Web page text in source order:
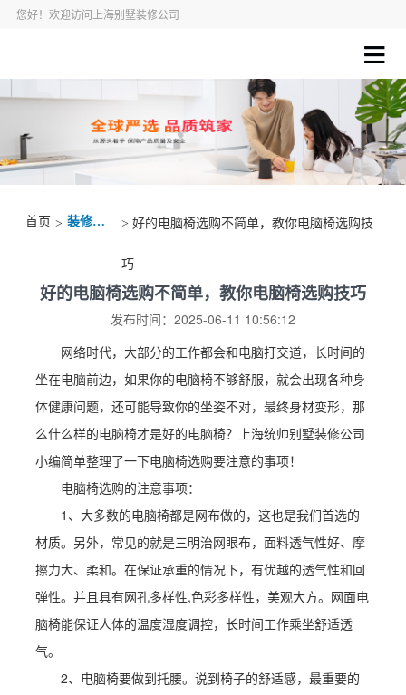
您好！欢迎访问上海别墅装修公司
首页 > 装修资讯 > 好的电脑椅选购不简单，教你电脑椅选购技
巧
好的电脑椅选购不简单，教你电脑椅选购技巧
发布时间：2025-06-11 10:56:12
网络时代，大部分的工作都会和电脑打交道，长时间的
坐在电脑前边，如果你的电脑椅不够舒服，就会出现各种身
体健康问题，还可能导致你的坐姿不对，最终身材变形，那
么什么样的电脑椅才是好的电脑椅？上海统帅别墅装修公司
小编简单整理了一下电脑椅选购要注意的事项！
电脑椅选购的注意事项：
1、大多数的电脑椅都是网布做的，这也是我们首选的
材质。另外，常见的就是三明治网眼布，面料透气性好、摩
擦力大、柔和。在保证承重的情况下，有优越的透气性和回
弹性。并且具有网孔多样性,色彩多样性，美观大方。网面电
脑椅能保证人体的温度湿度调控，长时间工作乘坐舒适透
气。
2、电脑椅要做到托腰。说到椅子的舒适感，最重要的